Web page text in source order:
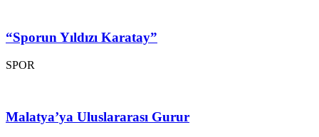
“Sporun Yıldızı Karatay”
SPOR
Malatya’ya Uluslararası Gurur